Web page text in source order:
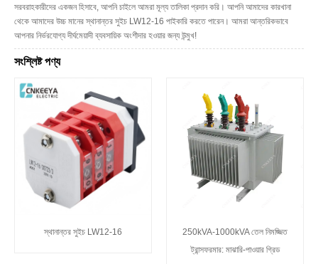
সরবরাহকারীদের একজন হিসাবে, আপনি চাইলে আমরা মূল্য তালিকা প্রদান করি। আপনি আমাদের কারখানা
থেকে আমাদের উচ্চ মানের স্থানান্তর সুইচ LW12-16 পাইকারি করতে পারেন। আমরা আন্তরিকভাবে
আপনার নির্ভরযোগ্য দীর্ঘমেয়াদী ব্যবসায়িক অংশীদার হওয়ার জন্য উন্মুখ!
সংশ্লিষ্ট পণ্য
স্থানান্তর সুইচ LW12-16
250kVA-1000kVA তেল নিমজ্জিত
ট্রান্সফরমার: মাঝারি-পাওয়ার গ্রিড